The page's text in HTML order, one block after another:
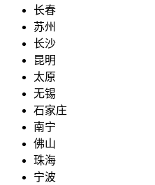
长春
苏州
长沙
昆明
太原
无锡
石家庄
南宁
佛山
珠海
宁波